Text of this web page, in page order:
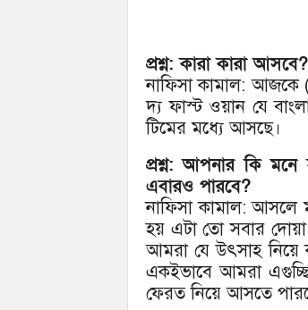
প্রশ্ন: কারা কারা আসবে?
নাফিসা কামাল: আজকে
দ্য ফাস্ট ওয়ান যে
টিমের মধ্যে আসছে।
প্রশ্ন: আপনার কি মনে
এবারও পারবে?
নাফিসা কামাল: আসলে
হয় এটা তো সবার
আমরা যে উৎসাহ নিয়ে
একইভাবে আমরা
ফেরত নিয়ে আসতে